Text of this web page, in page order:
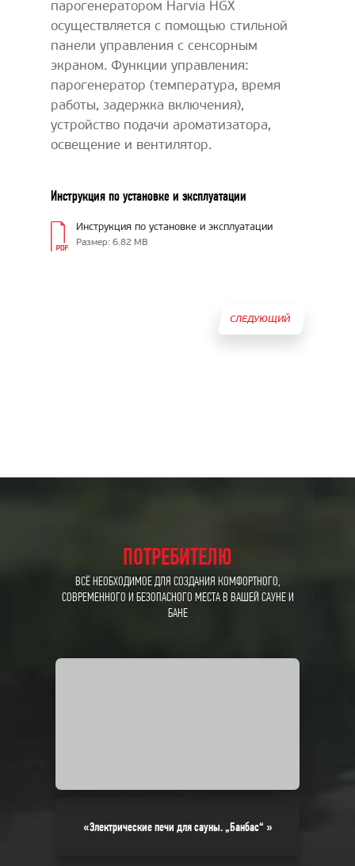
парогенератором Harvia HGX
осуществляется с помощью стильной
панели управления с сенсорным
экраном. Функции управления:
парогенератор (температура, время
работы, задержка включения),
устройство подачи ароматизатора,
освещение и вентилятор.
Инструкция по установке и эксплуатации
Инструкция по установке и эксплуатации
Размер: 6.82 MB
СЛЕДУЮЩИЙ
ПОТРЕБИТЕЛЮ
ВСЁ НЕОБХОДИМОЕ ДЛЯ СОЗДАНИЯ КОМФОРТНОГО,
СОВРЕМЕННОГО И БЕЗОПАСНОГО МЕСТА В ВАШЕЙ САУНЕ И
БАНЕ
«Электрические печи для сауны. „Банбас“ »